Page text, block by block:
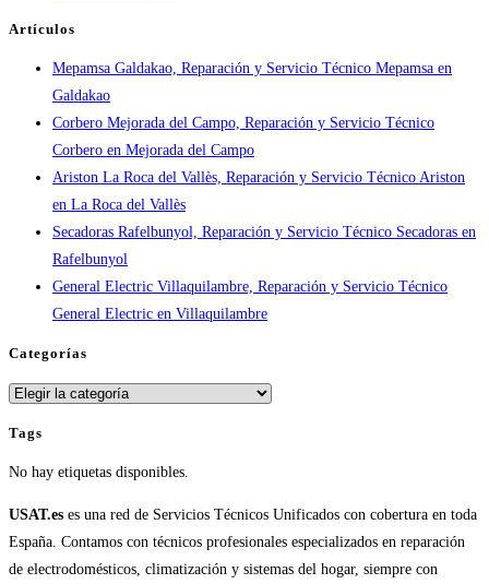
en
España
Artículos
Mepamsa Galdakao, Reparación y Servicio Técnico Mepamsa en
Galdakao
Corbero Mejorada del Campo, Reparación y Servicio Técnico
Corbero en Mejorada del Campo
Ariston La Roca del Vallès, Reparación y Servicio Técnico Ariston
en La Roca del Vallès
Secadoras Rafelbunyol, Reparación y Servicio Técnico Secadoras en
Rafelbunyol
General Electric Villaquilambre, Reparación y Servicio Técnico
General Electric en Villaquilambre
Categorías
Categorías
Tags
No hay etiquetas disponibles.
USAT.es es una red de Servicios Técnicos Unificados con cobertura en toda
España. Contamos con técnicos profesionales especializados en reparación
de electrodomésticos, climatización y sistemas del hogar, siempre con